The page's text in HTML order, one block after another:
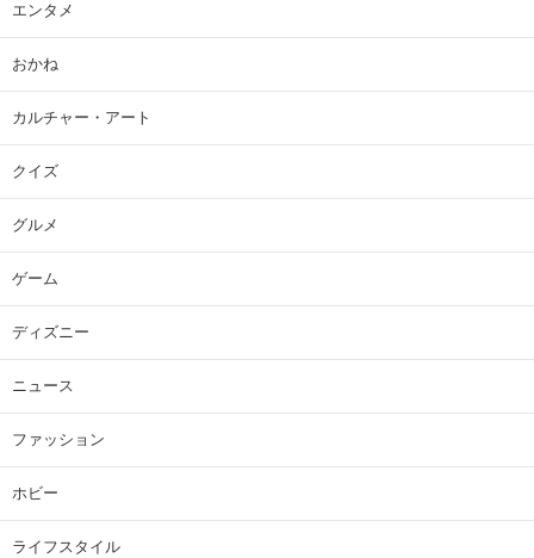
エンタメ
おかね
カルチャー・アート
クイズ
グルメ
ゲーム
ディズニー
ニュース
ファッション
ホビー
ライフスタイル